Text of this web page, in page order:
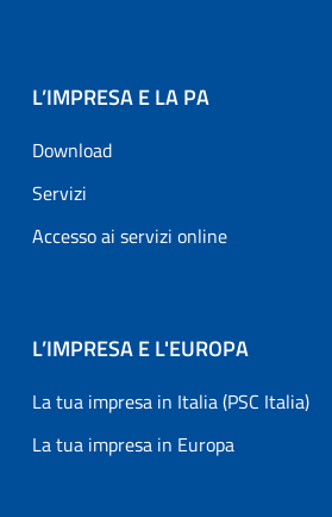
L’IMPRESA E LA PA
Download
Servizi
Accesso ai servizi online
L’IMPRESA E L'EUROPA
La tua impresa in Italia (PSC Italia)
La tua impresa in Europa